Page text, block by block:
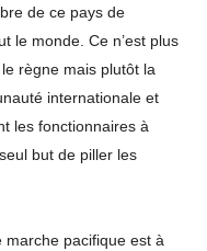
de ce pays de
le monde. Ce n’est plus
règne mais plutôt la
internationale et
les fonctionnaires à
but de piller les
marche pacifique est à